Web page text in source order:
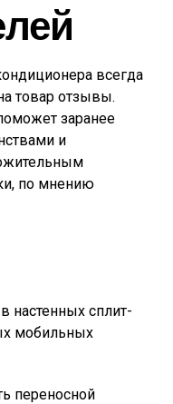
всегда
товар отзывы.
заранее
и
по мнению
настенных сплит-
мобильных
переносной